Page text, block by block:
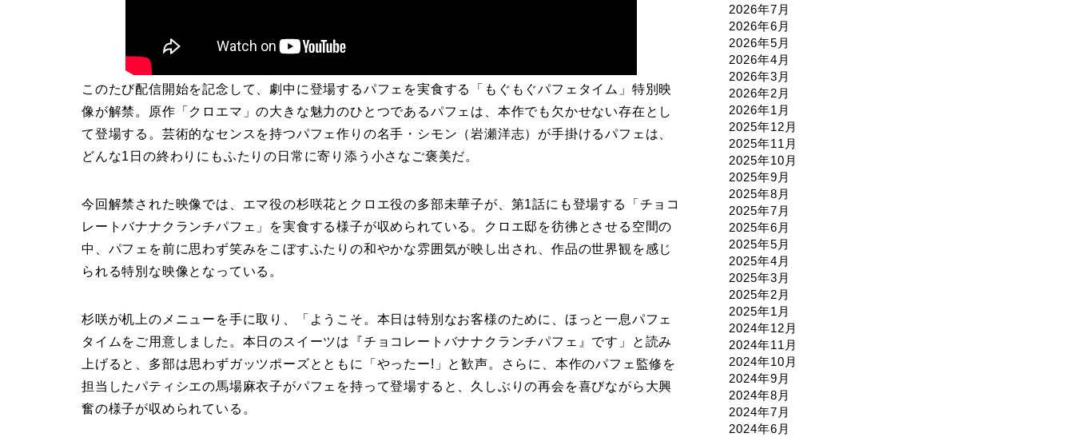
このたび配信開始を記念して、劇中に登場するパフェを実食する「もぐもぐパフェタイム」特別映
像が解禁。原作「クロエマ」の大きな魅力のひとつであるパフェは、本作でも欠かせない存在とし
て登場する。芸術的なセンスを持つパフェ作りの名手・シモン（岩瀬洋志）が手掛けるパフェは、
どんな1日の終わりにもふたりの日常に寄り添う小さなご褒美だ。
今回解禁された映像では、エマ役の杉咲花とクロエ役の多部未華子が、第1話にも登場する「チョコ
レートバナナクランチパフェ」を実食する様子が収められている。クロエ邸を彷彿とさせる空間の
中、パフェを前に思わず笑みをこぼすふたりの和やかな雰囲気が映し出され、作品の世界観を感じ
られる特別な映像となっている。
杉咲が机上のメニューを手に取り、「ようこそ。本日は特別なお客様のために、ほっと一息パフェ
タイムをご用意しました。本日のスイーツは『チョコレートバナナクランチパフェ』です」と読み
上げると、多部は思わずガッツポーズとともに「やったー!」と歓声。さらに、本作のパフェ監修を
担当したパティシエの馬場麻衣子がパフェを持って登場すると、久しぶりの再会を喜びながら大興
奮の様子が収められている。
2026年7月
2026年6月
2026年5月
2026年4月
2026年3月
2026年2月
2026年1月
2025年12月
2025年11月
2025年10月
2025年9月
2025年8月
2025年7月
2025年6月
2025年5月
2025年4月
2025年3月
2025年2月
2025年1月
2024年12月
2024年11月
2024年10月
2024年9月
2024年8月
2024年7月
2024年6月